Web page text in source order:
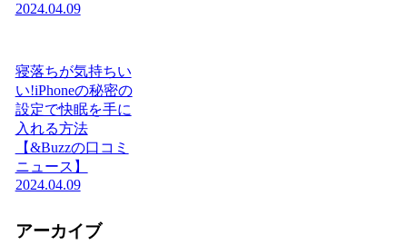
2024.04.09
寝落ちが気持ちい
い!iPhoneの秘密の
設定で快眠を手に
入れる方法
【&Buzzの口コミ
ニュース】
2024.04.09
アーカイブ